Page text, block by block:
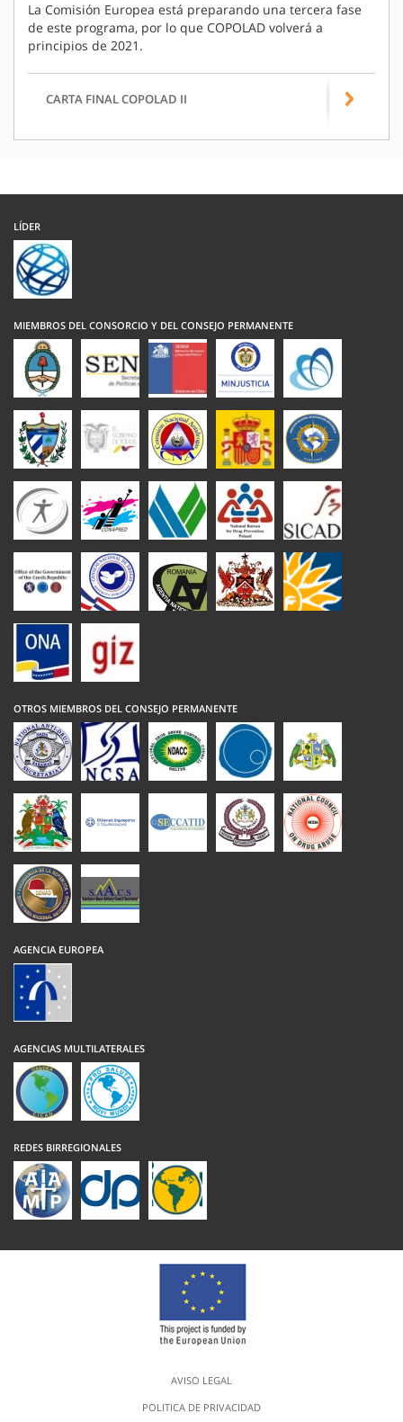
La Comisión Europea está preparando una tercera fase
de este programa, por lo que COPOLAD volverá a
principios de 2021.
CARTA FINAL COPOLAD II
LÍDER
MIEMBROS DEL CONSORCIO Y DEL CONSEJO PERMANENTE
OTROS MIEMBROS DEL CONSEJO PERMANENTE
AGENCIA EUROPEA
AGENCIAS MULTILATERALES
REDES BIRREGIONALES
AVISO LEGAL
POLITICA DE PRIVACIDAD